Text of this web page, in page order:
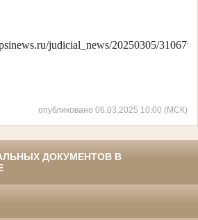
judicial_news/20250305/
опубликовано 06.03.2025 10:00 (МСК)
ДОКУМЕНТОВ В